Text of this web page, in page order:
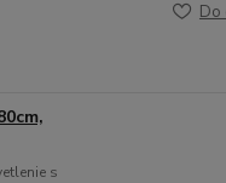
Do
s